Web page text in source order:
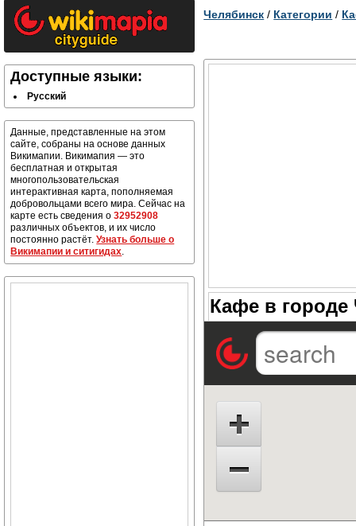
Доступные языки:
Русский
Данные, представленные на этом
сайте, собраны на основе данных
Викимапии. Викимапия — это
бесплатная и открытая
многопользовательская
интерактивная карта, пополняемая
добровольцами всего мира. Сейчас на
карте есть сведения о32952908
различных объектов, и их число
постоянно растёт.Узнать больше о
Викимапии и ситигидах.
Челябинск / Категории /
Кафе в городе